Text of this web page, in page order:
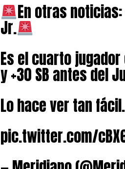
En otras noticias:
Jr.
Es el cuarto jugador
y +30 SB antes del
Lo hace ver tan
pic.twitter.com/